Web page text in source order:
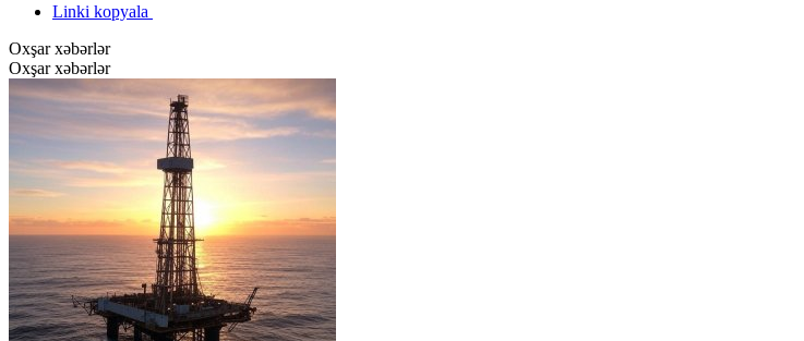
Linki kopyala
Oxşar xəbərlər
Oxşar xəbərlər